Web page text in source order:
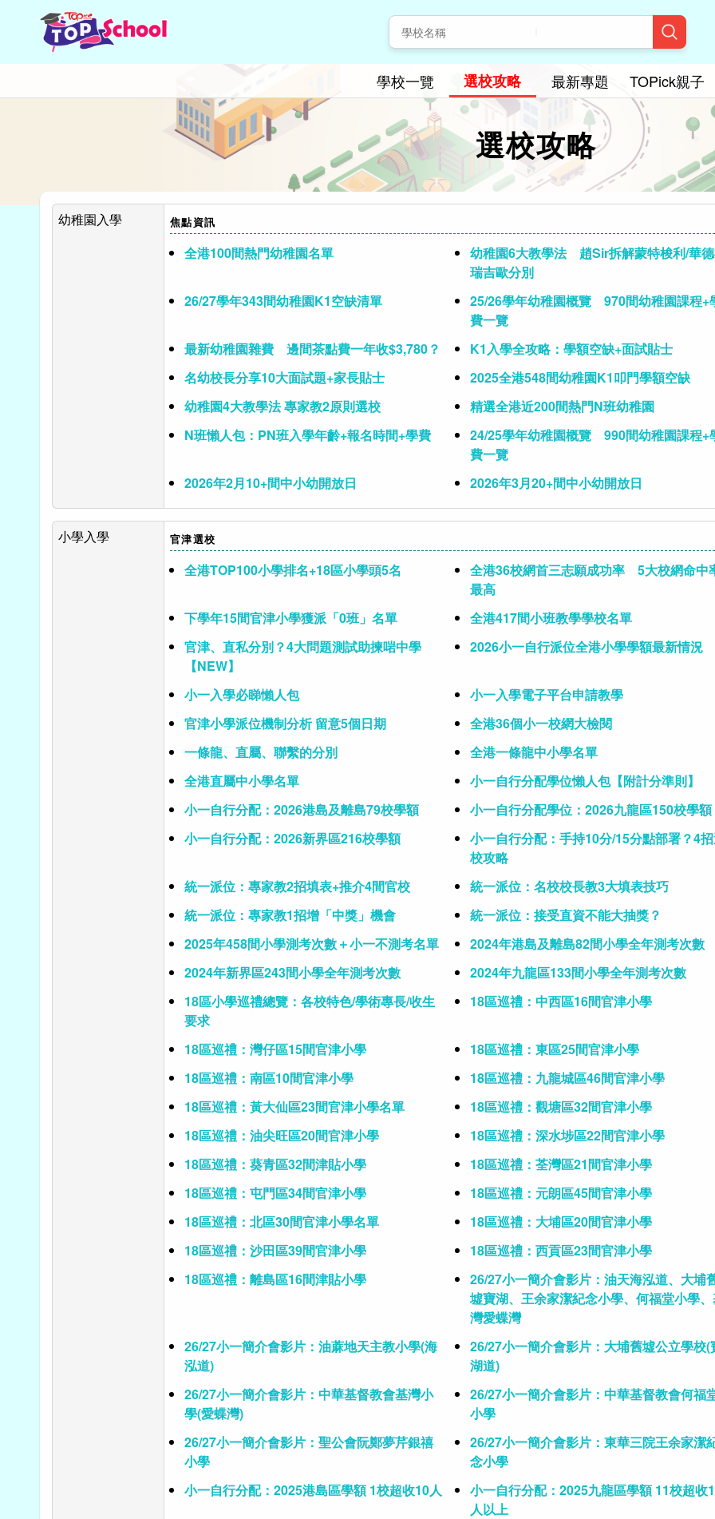
選校攻略
幼稚園入學 焦點資訊
全港100間熱門幼稚園名單
幼稚園6大教學法 趙Sir拆解蒙特梭利/華
瑞吉歐分別
26/27學年343間幼稚園K1空缺清單
25/26學年幼稚園概覽 970間幼稚園課程+
費一覽
最新幼稚園雜費 邊間茶點費一年收$3,780？
K1入學全攻略：學額空缺+面試貼士
名幼校長分享10大面試題+家長貼士
2025全港548間幼稚園K1叩門學額空缺
幼稚園4大教學法 專家教2原則選校
精選全港近200間熱門N班幼稚園
N班懶人包：PN班入學年齡+報名時間+學費
24/25學年幼稚園概覽 990間幼稚園課程+
費一覽
2026年2月10+間中小幼開放日
2026年3月20+間中小幼開放日
小學入學 官津選校
全港TOP100小學排名+18區小學頭5名
全港36校網首三志願成功率 5大校網命中
最高
下學年15間官津小學獲派「0班」名單
全港417間小班教學學校名單
官津、直私分別？4大問題測試助揀啱中學
【NEW】
2026小一自行派位全港小學學額最新情況
小一入學必睇懶人包
小一入學電子平台申請教學
官津小學派位機制分析 留意5個日期
全港36個小一校網大檢閱
一條龍、直屬、聯繫的分別
全港一條龍中小學名單
全港直屬中小學名單
小一自行分配學位懶人包【附計分準則】
小一自行分配：2026港島及離島79校學額
小一自行分配學位：2026九龍區150校學額
小一自行分配：2026新界區216校學額
小一自行分配：手持10分/15分點部署？4
校攻略
統一派位：專家教2招填表+推介4間官校
統一派位：名校校長教3大填表技巧
統一派位：專家教1招增「中獎」機會
統一派位：接受直資不能大抽獎？
2025年458間小學測考次數＋小一不測考名單
2024年港島及離島82間小學全年測考次數
2024年新界區243間小學全年測考次數
2024年九龍區133間小學全年測考次數
18區小學巡禮總覽：各校特色/學術專長/收生
要求
18區巡禮：中西區16間官津小學
18區巡禮：灣仔區15間官津小學
18區巡禮：東區25間官津小學
18區巡禮：南區10間官津小學
18區巡禮：九龍城區46間官津小學
18區巡禮：黃大仙區23間官津小學名單
18區巡禮：觀塘區32間官津小學
18區巡禮：油尖旺區20間官津小學
18區巡禮：深水埗區22間官津小學
18區巡禮：葵青區32間津貼小學
18區巡禮：荃灣區21間官津小學
18區巡禮：屯門區34間官津小學
18區巡禮：元朗區45間官津小學
18區巡禮：北區30間官津小學名單
18區巡禮：大埔區20間官津小學
18區巡禮：沙田區39間官津小學
18區巡禮：西貢區23間官津小學
18區巡禮：離島區16間津貼小學
26/27小一簡介會影片：油天海泓道、大埔
墟寶湖、王余家潔紀念小學、何福堂小學
灣愛蝶灣
26/27小一簡介會影片：油蔴地天主教小學(海
泓道)
26/27小一簡介會影片：大埔舊墟公立學校(
湖道)
26/27小一簡介會影片：中華基督教會基灣小
學(愛蝶灣)
26/27小一簡介會影片：中華基督教會何福
小學
26/27小一簡介會影片：聖公會阮鄭夢芹銀禧
小學
26/27小一簡介會影片：東華三院王余家潔
念小學
小一自行分配：2025港島區學額 1校超收10人
小一自行分配：2025九龍區學額 11校超收
人以上
學校一覽 選校攻略 最新專題 TOPick親子